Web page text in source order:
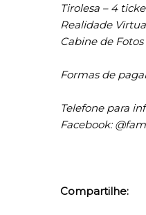
Tirolesa – 4
Realidade
Cabine de
Formas de
Telefone para
Facebook:
Compartilhe: